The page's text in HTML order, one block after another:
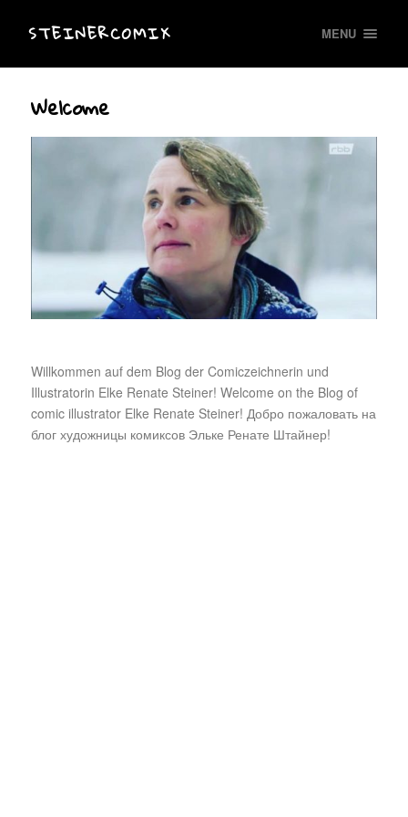
STEINERCOMIX MENU
Welcome
Willkommen auf dem Blog der Comiczeichnerin und
Illustratorin Elke Renate Steiner! Welcome on the Blog of
comic illustrator Elke Renate Steiner! Добро пожаловать на
блог художницы комиксов Эльке Ренате Штайнер!